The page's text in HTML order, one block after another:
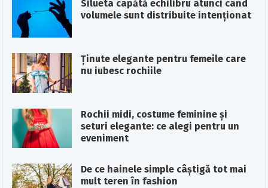
Silueta capătă echilibru atunci când
volumele sunt distribuite intenționat
Ținute elegante pentru femeile care
nu iubesc rochiile
Rochii midi, costume feminine și
seturi elegante: ce alegi pentru un
eveniment
De ce hainele simple câștigă tot mai
mult teren în fashion